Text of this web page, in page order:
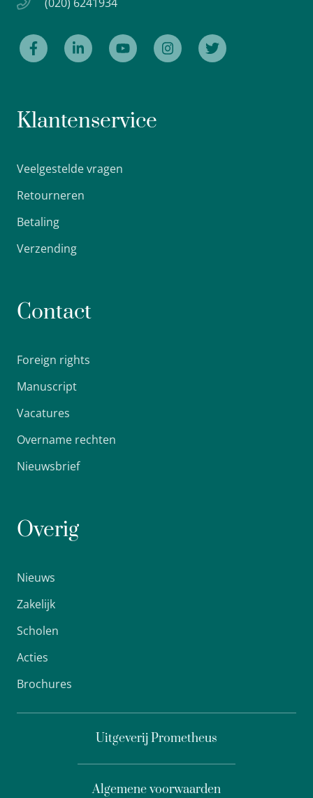
Klantenservice
Veelgestelde vragen
Retourneren
Betaling
Verzending
Contact
Foreign rights
Manuscript
Vacatures
Overname rechten
Nieuwsbrief
Overig
Nieuws
Zakelijk
Scholen
Acties
Brochures
Uitgeverij Prometheus
Algemene voorwaarden